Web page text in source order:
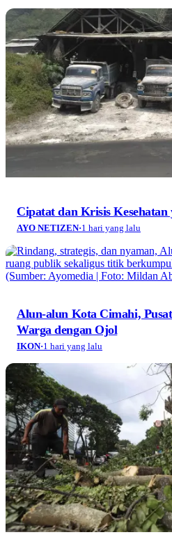
Cipatat dan Krisis Kesehatan
AYO NETIZEN·1 hari yang lalu
Alun-alun Kota Cimahi,
Warga dengan Ojol
IKON·1 hari yang lalu